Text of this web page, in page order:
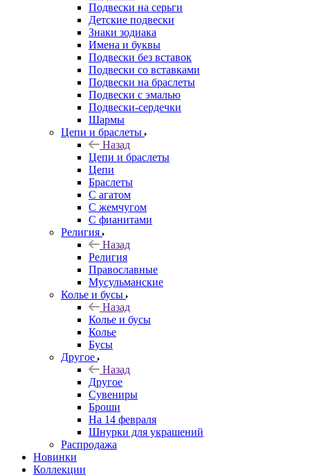
Подвески на серьги
Детские подвески
Знаки зодиака
Имена и буквы
Подвески без вставок
Подвески со вставками
Подвески на браслеты
Подвески с эмалью
Подвески-сердечки
Шармы
Цепи и браслеты
Назад
Цепи и браслеты
Цепи
Браслеты
С агатом
С жемчугом
С фианитами
Религия
Назад
Религия
Православные
Мусульманские
Колье и бусы
Назад
Колье и бусы
Колье
Бусы
Другое
Назад
Другое
Сувениры
Броши
На 14 февраля
Шнурки для украшений
Распродажа
Новинки
Коллекции